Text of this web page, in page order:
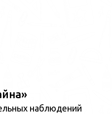
наблюдений